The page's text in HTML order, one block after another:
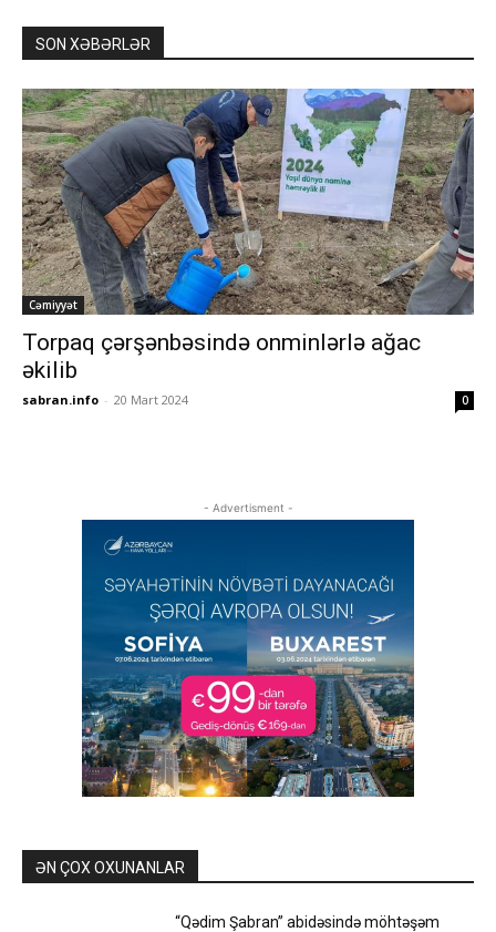
SON XƏBƏRLƏR
Cəmiyyət
Torpaq çərşənbəsində onminlərlə ağac
əkilib
sabran.info - 20 Mart 2024 0
- Advertisment -
ƏN ÇOX OXUNANLAR
“Qədim Şabran” abidəsində möhtəşəm